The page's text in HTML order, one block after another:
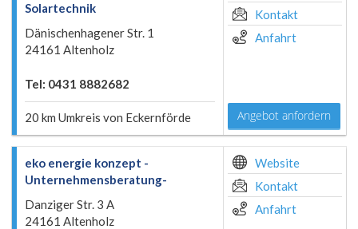
Solartechnik
Dänischenhagener Str. 1
24161 Altenholz
Tel: 0431 8882682
20 km Umkreis von Eckernförde
Kontakt
Anfahrt
Angebot anfordern
eko energie konzept -
Unternehmensberatung-
Danziger Str. 3 A
24161 Altenholz
Website
Kontakt
Anfahrt